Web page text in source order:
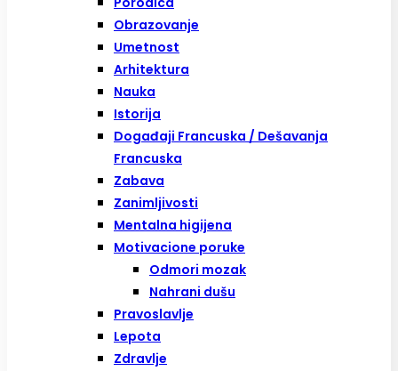
Obrazovanje
Umetnost
Arhitektura
Nauka
Istorija
Događaji Francuska / Dešavanja
Francuska
Zabava
Zanimljivosti
Mentalna higijena
Motivacione poruke
Odmori mozak
Nahrani dušu
Pravoslavlje
Lepota
Zdravlje